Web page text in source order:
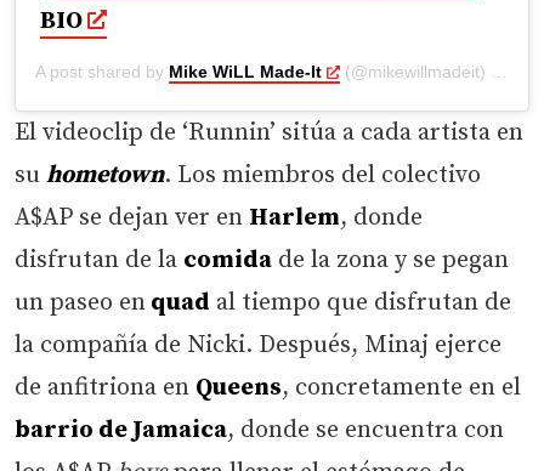
BIO
A post shared by Mike WiLL Made-It (@mikewillmadeit) on
El videoclip de ‘Runnin’ sitúa a cada artista en
su hometown. Los miembros del colectivo
A$AP se dejan ver en Harlem, donde
disfrutan de la comida de la zona y se pegan
un paseo en quad al tiempo que disfrutan de
la compañía de Nicki. Después, Minaj ejerce
de anfitriona en Queens, concretamente en el
barrio de Jamaica, donde se encuentra con